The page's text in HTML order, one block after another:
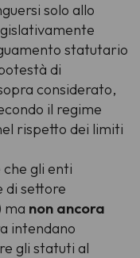
solo allo
statutario
di
considerato,
il regime
rispetto dei limiti
gli enti
di settore
ma non ancora
intendano
gli statuti al